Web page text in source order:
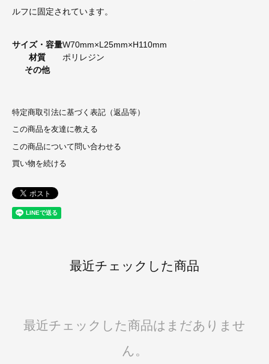
ルフに固定されています。
サイズ・容量W70mm×L25mm×H110mm
材質
ポリレジン
その他
特定商取引法に基づく表記（返品等）
この商品を友達に教える
この商品について問い合わせる
買い物を続ける
最近チェックした商品
最近チェックした商品はまだありませ
ん。